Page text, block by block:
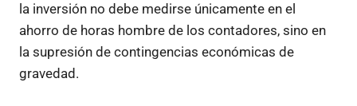
la inversión no debe medirse únicamente en el
ahorro de horas hombre de los contadores, sino en
la supresión de contingencias económicas de
gravedad.